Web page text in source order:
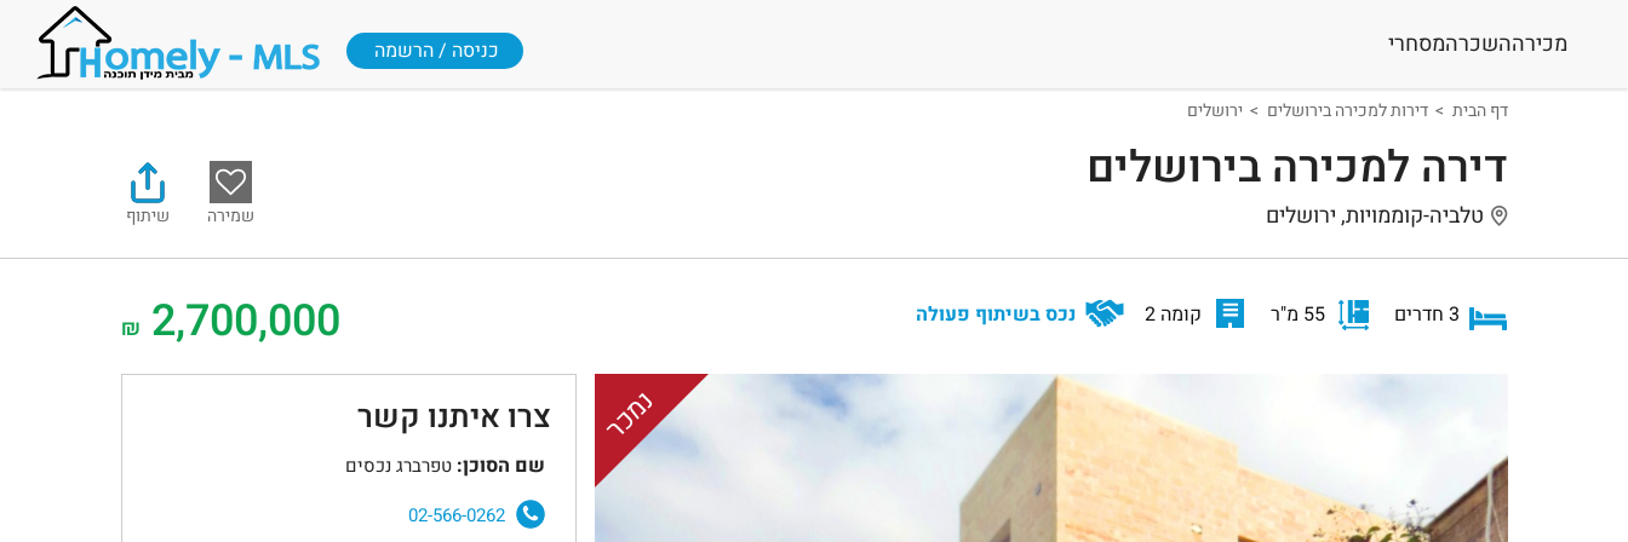
מכירההשכרהמסחרי כניסה / הרשמה
דף הבית דירות למכירה בירושלים ירושלים
דירה למכירה בירושלים
טלביה-קוממויות, ירושלים שמירה שיתוף
2,700,000
₪ 3 חדרים 55 מ"ר קומה 2 נכס בשיתוף פעולה
צרו איתנו קשר
שם הסוכן: טפרברג נכסים
02-566-0262
נמכר